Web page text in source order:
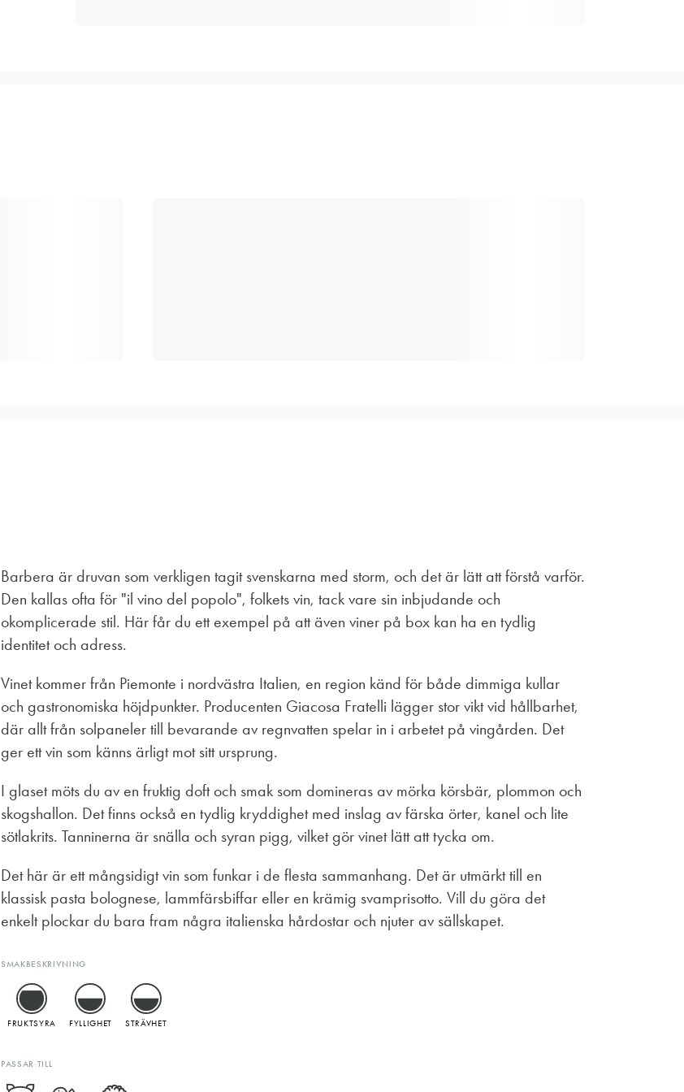
Barbera är druvan som verkligen tagit svenskarna med storm, och det är lätt att förstå varför.
Den kallas ofta för "il vino del popolo", folkets vin, tack vare sin inbjudande och
okomplicerade stil. Här får du ett exempel på att även viner på box kan ha en tydlig
identitet och adress.
Vinet kommer från Piemonte i nordvästra Italien, en region känd för både dimmiga kullar
och gastronomiska höjdpunkter. Producenten Giacosa Fratelli lägger stor vikt vid hållbarhet,
där allt från solpaneler till bevarande av regnvatten spelar in i arbetet på vingården. Det
ger ett vin som känns ärligt mot sitt ursprung.
I glaset möts du av en fruktig doft och smak som domineras av mörka körsbär, plommon och
skogshallon. Det finns också en tydlig kryddighet med inslag av färska örter, kanel och lite
sötlakrits. Tanninerna är snälla och syran pigg, vilket gör vinet lätt att tycka om.
Det här är ett mångsidigt vin som funkar i de flesta sammanhang. Det är utmärkt till en
klassisk pasta bolognese, lammfärsbiffar eller en krämig svamprisotto. Vill du göra det
enkelt plockar du bara fram några italienska hårdostar och njuter av sällskapet.
SMAKBESKRIVNING
FRUKTSYRA FYLLIGHET STRÄVHET
PASSAR TILL